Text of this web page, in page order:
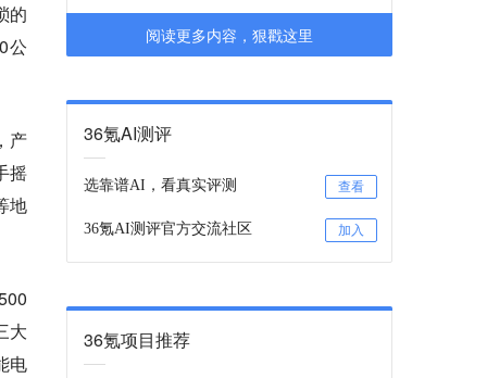
的
公
产
摇
地
大
电
阅读更多内容，狠戳这里
36氪AI测评
选靠谱AI，看真实评测 查看
36氪AI测评官方交流社区 加入
36氪项目推荐